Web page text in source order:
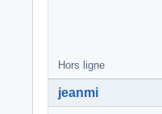
Hors ligne
jeanmi